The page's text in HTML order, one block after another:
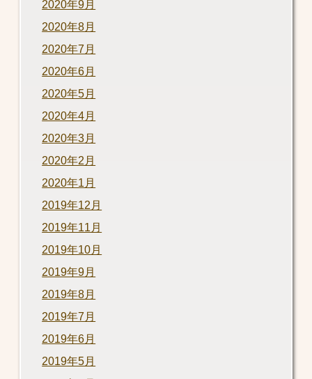
2020年9月
2020年8月
2020年7月
2020年6月
2020年5月
2020年4月
2020年3月
2020年2月
2020年1月
2019年12月
2019年11月
2019年10月
2019年9月
2019年8月
2019年7月
2019年6月
2019年5月